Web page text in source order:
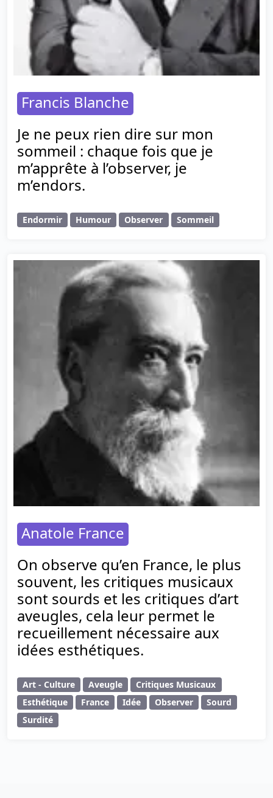
Francis Blanche
Je ne peux rien dire sur mon
sommeil : chaque fois que je
m’apprête à l’observer, je
m’endors.
Endormir Humour Observer Sommeil
Anatole France
On observe qu’en France, le plus
souvent, les critiques musicaux
sont sourds et les critiques d’art
aveugles, cela leur permet le
recueillement nécessaire aux
idées esthétiques.
Art - Culture Aveugle
Critiques Musicaux
Esthétique
France Idée Observer
Sourd
Surdité